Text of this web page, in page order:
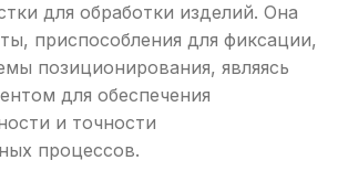
для обработки изделий. Она
приспособления для фиксации,
позиционирования, являясь
для обеспечения
и точности
процессов.